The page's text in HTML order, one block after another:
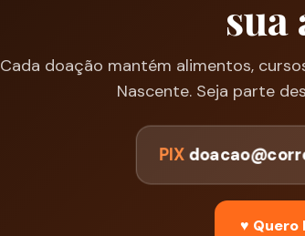
sua
Cada doação mantém alimentos,
Nascente. Seja parte
PIX
♥ Quero